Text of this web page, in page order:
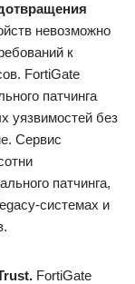
невозможно
к
FortiGate
патчинга
уязвимостей без
Сервис
патчинга,
системах и
FortiGate